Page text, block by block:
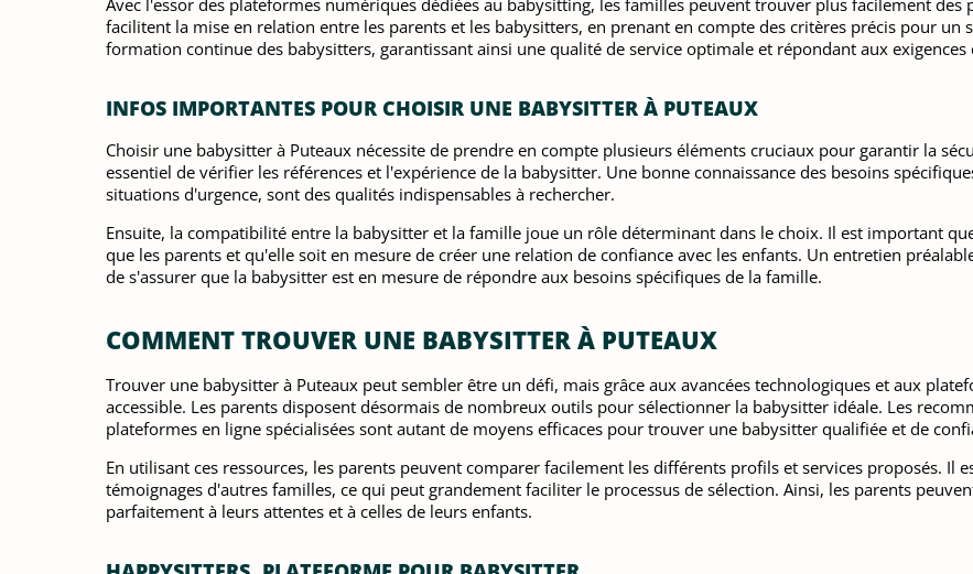
facilitent la mise en relation entre les parents et les babysitters, en prenant en compte des critères précis pour un
formation continue des babysitters, garantissant ainsi une qualité de service optimale et répondant aux exigences
INFOS IMPORTANTES POUR CHOISIR UNE BABYSITTER À PUTEAUX
Choisir une babysitter à Puteaux nécessite de prendre en compte plusieurs éléments cruciaux pour garantir la
essentiel de vérifier les références et l'expérience de la babysitter. Une bonne connaissance des besoins
situations d'urgence, sont des qualités indispensables à rechercher.
Ensuite, la compatibilité entre la babysitter et la famille joue un rôle déterminant dans le choix. Il est important
que les parents et qu'elle soit en mesure de créer une relation de confiance avec les enfants. Un entretien
de s'assurer que la babysitter est en mesure de répondre aux besoins spécifiques de la famille.
COMMENT TROUVER UNE BABYSITTER À PUTEAUX
Trouver une babysitter à Puteaux peut sembler être un défi, mais grâce aux avancées technologiques et aux
accessible. Les parents disposent désormais de nombreux outils pour sélectionner la babysitter idéale. Les
plateformes en ligne spécialisées sont autant de moyens efficaces pour trouver une babysitter qualifiée et de
En utilisant ces ressources, les parents peuvent comparer facilement les différents profils et services proposés. Il
témoignages d'autres familles, ce qui peut grandement faciliter le processus de sélection. Ainsi, les parents
parfaitement à leurs attentes et à celles de leurs enfants.